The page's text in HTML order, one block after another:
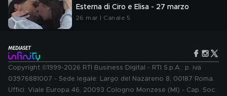
Esterna di Ciro e Elisa - 27 marzo
26 mar | Canale 5
Copyright ©1999-2026 RTI Business Digital - RTI S.p.A.: p. iva
03976881007 - Sede legale: Largo del Nazareno 8, 00187 Roma.
Uffici: Viale Europa 46, 20093 Cologno Monzese (MI) - Cap. Soc.